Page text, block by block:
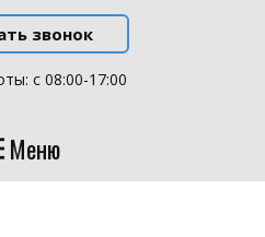
звонок
с 08:00-17:00
Меню